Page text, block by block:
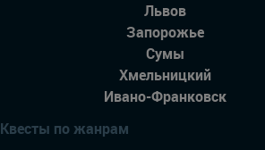
Львов
Запорожье
Сумы
Хмельницкий
Ивано-Франковск
Квесты по жанрам